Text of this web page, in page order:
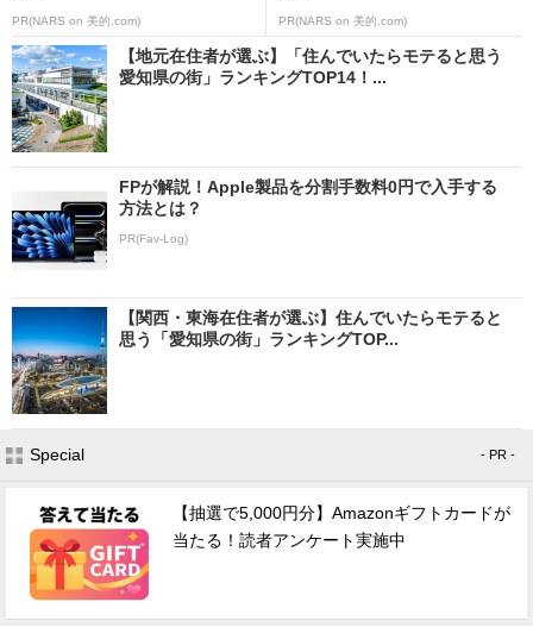
PR(NARS on 美的.com) PR(NARS on 美的.com)
【地元在住者が選ぶ】「住んでいたらモテると思う
愛知県の街」ランキングTOP14！...
FPが解説！Apple製品を分割手数料0円で入手する
方法とは？
PR(Fav-Log)
【関西・東海在住者が選ぶ】住んでいたらモテると
思う「愛知県の街」ランキングTOP...
Special - PR -
【抽選で5,000円分】Amazonギフトカードが
当たる！読者アンケート実施中